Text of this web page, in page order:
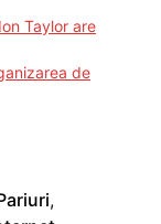
Taylor are
de
,